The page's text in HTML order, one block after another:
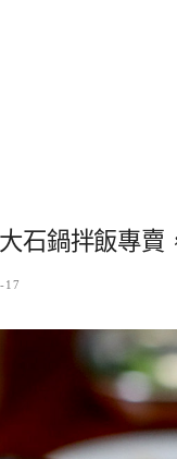
石鍋拌飯專
17